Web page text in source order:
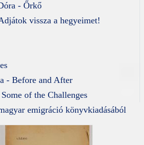
- Őrkő
vissza a hegyeimet!
- Before and After
of the Challenges
emigráció könyvkiadásából